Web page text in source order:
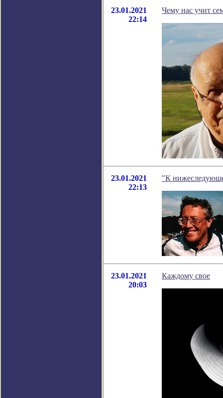
23.01.2021
22:14
Чему нас учит
23.01.2021
22:13
"К
23.01.2021
20:03
Каждому свое